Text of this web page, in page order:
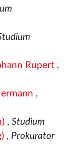
Rupert,
,
, Studium
, Prokurator